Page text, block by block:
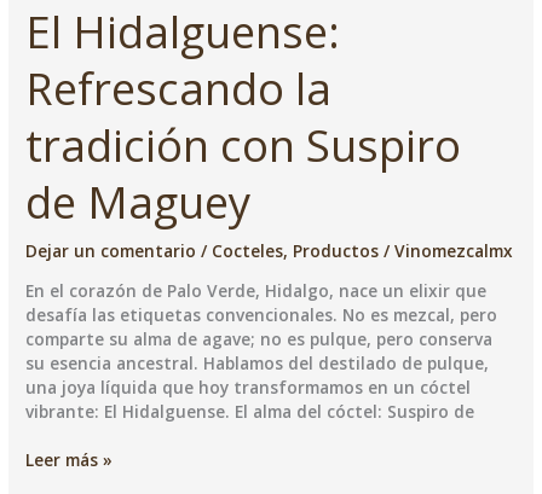
El Hidalguense:
Refrescando la
tradición con Suspiro
de Maguey
Dejar un comentario / Cocteles, Productos /Vinomezcalmx
En el corazón de Palo Verde, Hidalgo, nace un elixir que
desafía las etiquetas convencionales. No es mezcal, pero
comparte su alma de agave; no es pulque, pero conserva
su esencia ancestral. Hablamos del destilado de pulque,
una joya líquida que hoy transformamos en un cóctel
vibrante: El Hidalguense. ​El alma del cóctel: Suspiro de
El
Leer más »